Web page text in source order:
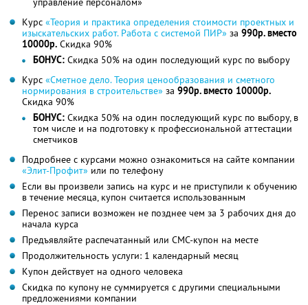
Курс «Теория и практика определения стоимости проектных и
изыскательских работ. Работа с системой ПИР» за 990р. вместо
10000р. Скидка 90%
БОНУС: Скидка 50% на один последующий курс по выбору
Курс «Сметное дело. Теория ценообразования и сметного
нормирования в строительстве» за 990р. вместо 10000р.
Скидка 90%
БОНУС: Скидка 50% на один последующий курс по выбору, в
том числе и на подготовку к профессиональной аттестации
сметчиков
Подробнее с курсами можно ознакомиться на сайте компании
«Элит-Профит» или по телефону
Если вы произвели запись на курс и не приступили к обучению
в течение месяца, купон считается использованным
Перенос записи возможен не позднее чем за 3 рабочих дня до
начала курса
Предъявляйте распечатанный или СМС-купон на месте
Продолжительность услуги: 1 календарный месяц
Купон действует на одного человека
Скидка по купону не суммируется с другими специальными
предложениями компании